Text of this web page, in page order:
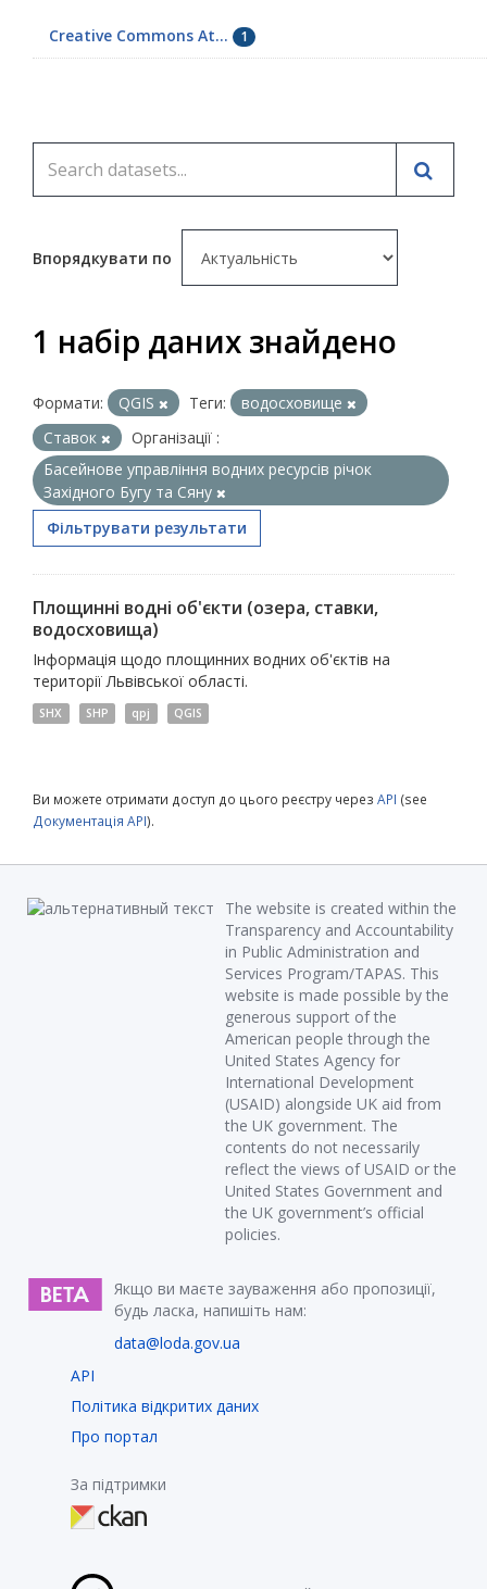
Creative Commons At... 1
Впорядкувати по
1 набір даних знайдено
Формати: QGIS Теги:
водосховище
Ставок
Організації :
Басейнове управління водних ресурсів річок
Західного Бугу та Сяну
Фільтрувати результати
Площинні водні об'єкти (озера, ставки,
водосховища)
Інформація щодо площинних водних об'єктів на
території Львівської області.
SHX SHP qpj QGIS
Ви можете отримати доступ до цього реєстру через API (see
Документація API).
The website is created within the
Transparency and Accountability
in Public Administration and
Services Program/TAPAS. This
website is made possible by the
generous support of the
American people through the
United States Agency for
International Development
(USAID) alongside UK aid from
the UK government. The
contents do not necessarily
reflect the views of USAID or the
United States Government and
the UK government’s official
policies.
Якщо ви маєте зауваження або пропозиції,
будь ласка, напишіть нам:
data@loda.gov.ua
API
Політика відкритих даних
Про портал
За підтримки